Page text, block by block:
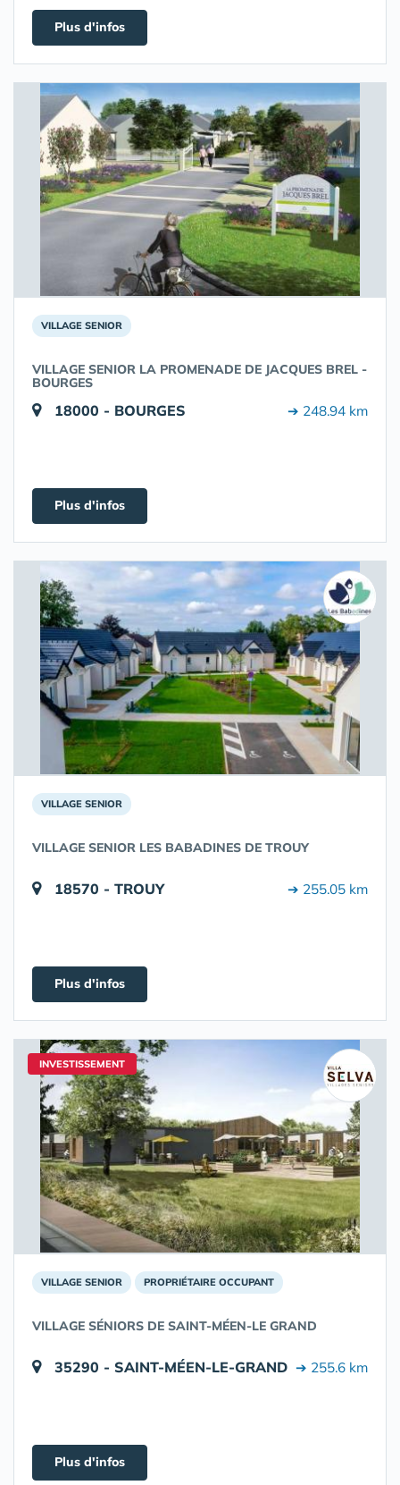
Plus d'infos
VILLAGE SENIOR
VILLAGE SENIOR LA PROMENADE DE JACQUES BREL -
BOURGES
18000 - BOURGES ➔ 248.94 km
Plus d'infos
VILLAGE SENIOR
VILLAGE SENIOR LES BABADINES DE TROUY
18570 - TROUY ➔ 255.05 km
Plus d'infos
INVESTISSEMENT
VILLAGE SENIOR PROPRIÉTAIRE OCCUPANT
VILLAGE SÉNIORS DE SAINT-MÉEN-LE GRAND
35290 - SAINT-MÉEN-LE-GRAND ➔ 255.6 km
Plus d'infos